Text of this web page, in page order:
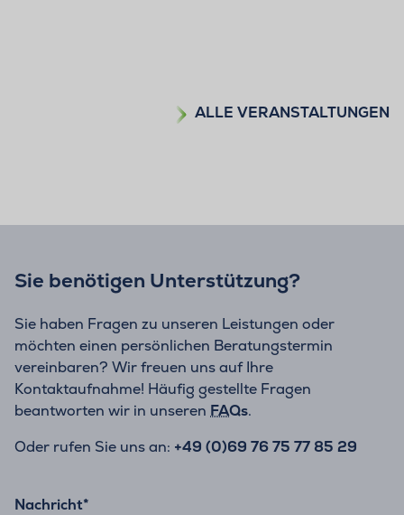
ALLE VERANSTALTUNGEN
Sie benötigen Unterstützung?
Sie haben Fragen zu unseren Leistungen oder
möchten einen persönlichen Beratungstermin
vereinbaren? Wir freuen uns auf Ihre
Kontaktaufnahme! Häufig gestellte Fragen
beantworten wir in unseren FAQs.
Oder rufen Sie uns an: +49 (0)69 76 75 77 85 29
Nachricht*